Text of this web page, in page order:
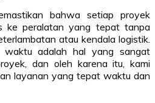
bahwa setiap proyek
ke peralatan yang tepat tanpa
atau kendala logistik.
waktu adalah hal yang sangat
dan oleh karena itu, kami
layanan yang tepat waktu dan